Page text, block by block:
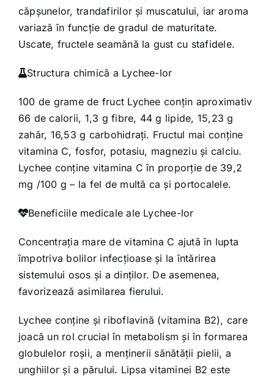
căpşunelor, trandafirilor şi muscatului, iar aroma
variază în funcţie de gradul de maturitate.
Uscate, fructele seamănă la gust cu stafidele.
Structura chimică a Lychee-lor
100 de grame de fruct Lychee conţin aproximativ
66 de calorii, 1,3 g fibre, 44 g lipide, 15,23 g
zahăr, 16,53 g carbohidraţi. Fructul mai conţine
vitamina C, fosfor, potasiu, magneziu şi calciu.
Lychee conţine vitamina C în proporţie de 39,2
mg /100 g – la fel de multă ca şi portocalele.
Beneficiile medicale ale Lychee-lor
Concentraţia mare de vitamina C ajută în lupta
împotriva bolilor infecţioase şi la întărirea
sistemului osos şi a dinţilor. De asemenea,
favorizează asimilarea fierului.
Lychee conţine şi riboflavină (vitamina B2), care
joacă un rol crucial în metabolism şi în formarea
globulelor roşii, a menţinerii sănătăţii pielii, a
unghiilor şi a părului. Lipsa vitaminei B2 este